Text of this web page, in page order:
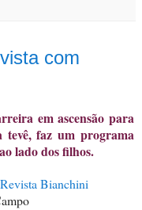
com
em ascensão para
tevê, faz um programa
lado dos filhos.
Revista Bianchini